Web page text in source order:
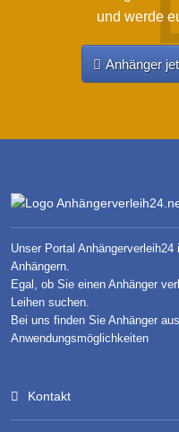
und werde
Anhänger
Unser Portal
Anhängern.
Egal, ob Sie einen Anhänger
Leihen suchen.
Bei uns finden Sie Anhänger
Anwendungsmöglichkeiten
Kontakt